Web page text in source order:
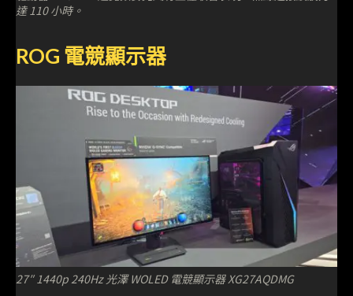
達 110 小時。
ROG 電競顯示器
27″ 1440p 240Hz 光澤 WOLED 電競顯示器 XG27AQDMG